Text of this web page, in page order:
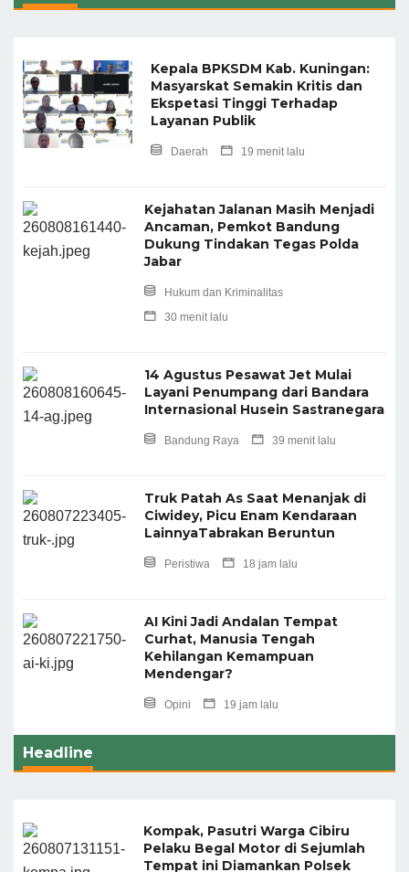
Kepala BPKSDM Kab. Kuningan:
Masyarskat Semakin Kritis dan
Ekspetasi Tinggi Terhadap
Layanan Publik
Daerah 19 menit lalu
Kejahatan Jalanan Masih Menjadi
Ancaman, Pemkot Bandung
Dukung Tindakan Tegas Polda
Jabar
Hukum dan Kriminalitas
30 menit lalu
14 Agustus Pesawat Jet Mulai
Layani Penumpang dari Bandara
Internasional Husein Sastranegara
Bandung Raya 39 menit lalu
Truk Patah As Saat Menanjak di
Ciwidey, Picu Enam Kendaraan
LainnyaTabrakan Beruntun
Peristiwa 18 jam lalu
AI Kini Jadi Andalan Tempat
Curhat, Manusia Tengah
Kehilangan Kemampuan
Mendengar?
Opini 19 jam lalu
Headline
Kompak, Pasutri Warga Cibiru
Pelaku Begal Motor di Sejumlah
Tempat ini Diamankan Polsek